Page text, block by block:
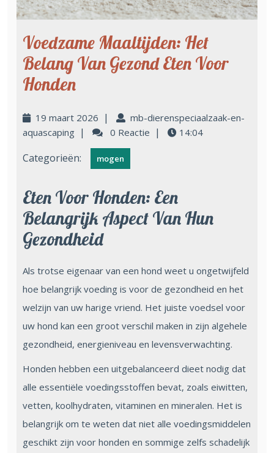
Voedzame Maaltijden: Het
Belang Van Gezond Eten Voor
Honden
19 maart 2026 |
mb-dierenspeciaalzaak-en-
aquascaping | 0 Reactie | 14:04
Categorieën: mogen
Eten Voor Honden: Een
Belangrijk Aspect Van Hun
Gezondheid
Als trotse eigenaar van een hond weet u ongetwijfeld
hoe belangrijk voeding is voor de gezondheid en het
welzijn van uw harige vriend. Het juiste voedsel voor
uw hond kan een groot verschil maken in zijn algehele
gezondheid, energieniveau en levensverwachting.
Honden hebben een uitgebalanceerd dieet nodig dat
alle essentiële voedingsstoffen bevat, zoals eiwitten,
vetten, koolhydraten, vitaminen en mineralen. Het is
belangrijk om te weten dat niet alle voedingsmiddelen
geschikt zijn voor honden en sommige zelfs schadelijk